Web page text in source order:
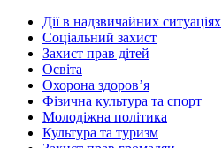
Дії в надзвичайних ситуаціях
Соціальний захист
Захист прав дітей
Освіта
Охорона здоров’я
Фізична культура та спорт
Молодіжна політика
Культура та туризм